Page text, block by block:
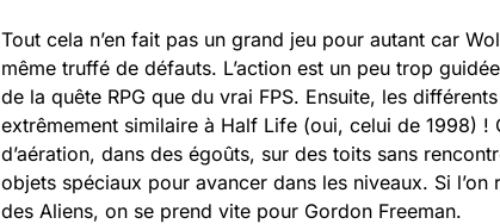
Tout cela n’en fait pas un grand jeu pour autant car
même truffé de défauts. L’action est un peu trop
de la quête RPG que du vrai FPS. Ensuite, les
extrêmement similaire à Half Life (oui, celui de 1998) !
d’aération, dans des égoûts, sur des toits sans
objets spéciaux pour avancer dans les niveaux. Si
des Aliens, on se prend vite pour Gordon Freeman.